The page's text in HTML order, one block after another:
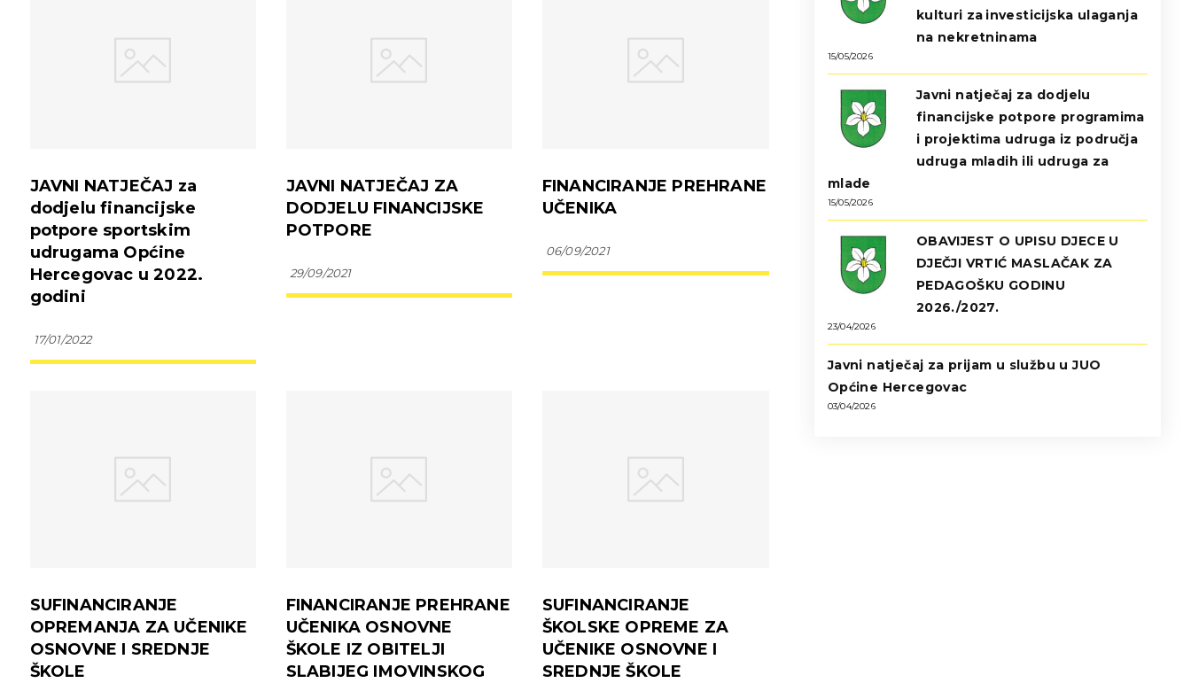
JAVNI NATJEČAJ za
dodjelu financijske
potpore sportskim
udrugama Općine
Hercegovac u 2022.
godini
17/01/2022
JAVNI NATJEČAJ ZA
DODJELU FINANCIJSKE
POTPORE
29/09/2021
FINANCIRANJE PREHRANE
UČENIKA
06/09/2021
SUFINANCIRANJE
OPREMANJA ZA UČENIKE
OSNOVNE I SREDNJE
ŠKOLE
FINANCIRANJE PREHRANE
UČENIKA OSNOVNE
ŠKOLE IZ OBITELJI
SLABIJEG IMOVINSKOG
SUFINANCIRANJE
ŠKOLSKE OPREME ZA
UČENIKE OSNOVNE I
SREDNJE ŠKOLE
kulturi za investicijska ulaganja
na nekretninama
15/05/2026
Javni natječaj za dodjelu
financijske potpore programima
i projektima udruga iz područja
udruga mladih ili udruga za
mlade
15/05/2026
OBAVIJEST O UPISU DJECE U
DJEČJI VRTIĆ MASLAČAK ZA
PEDAGOŠKU GODINU
2026./2027.
23/04/2026
Javni natječaj za prijam u službu u JUO
Općine Hercegovac
03/04/2026